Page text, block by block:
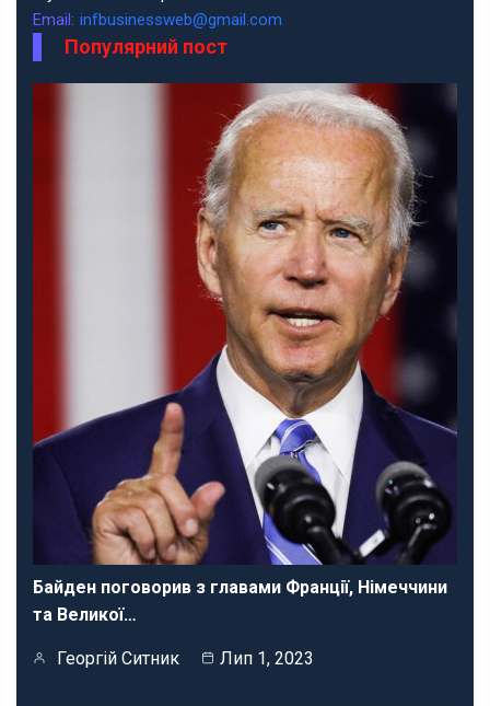
Email: infbusinessweb@gmail.com
Популярний пост
Байден поговорив з главами Франції, Німеччини
та Великої…
Георгій Ситник Лип 1, 2023